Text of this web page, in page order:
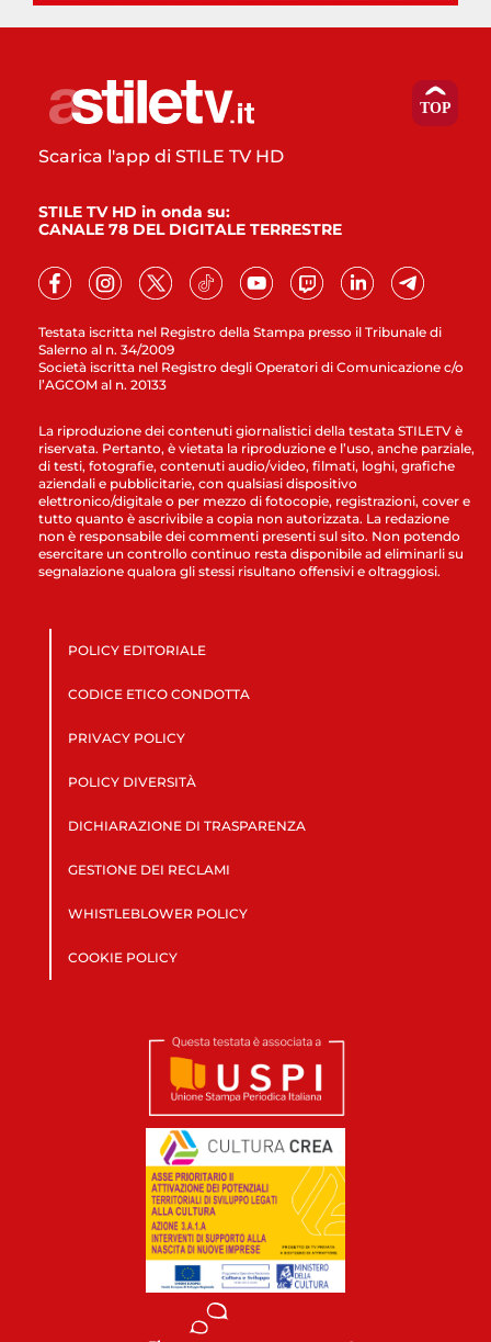
Testata iscritta nel Registro della Stampa presso il Tribunale di
Salerno al n. 34/2009
Società iscritta nel Registro degli Operatori di Comunicazione c/o
l’AGCOM al n. 20133
Scarica l'app di STILE TV HD
STILE TV HD in onda su:
CANALE 78 DEL DIGITALE TERRESTRE
La riproduzione dei contenuti giornalistici della testata STILETV è
riservata. Pertanto, è vietata la riproduzione e l’uso, anche parziale,
di testi, fotografie, contenuti audio/video, filmati, loghi, grafiche
aziendali e pubblicitarie, con qualsiasi dispositivo
elettronico/digitale o per mezzo di fotocopie, registrazioni, cover e
tutto quanto è ascrivibile a copia non autorizzata. La redazione
non è responsabile dei commenti presenti sul sito. Non potendo
esercitare un controllo continuo resta disponibile ad eliminarli su
segnalazione qualora gli stessi risultano offensivi e oltraggiosi.
POLICY EDITORIALE
CODICE ETICO CONDOTTA
PRIVACY POLICY
POLICY DIVERSITÀ
DICHIARAZIONE DI TRASPARENZA
GESTIONE DEI RECLAMI
WHISTLEBLOWER POLICY
COOKIE POLICY